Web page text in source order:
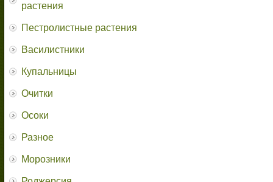
растения
Пестролистные растения
Василистники
Купальницы
Очитки
Осоки
Разное
Морозники